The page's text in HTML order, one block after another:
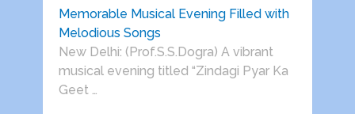
Memorable Musical Evening Filled with
Melodious Songs
New Delhi: (Prof.S.S.Dogra) A vibrant
musical evening titled “Zindagi Pyar Ka
Geet …